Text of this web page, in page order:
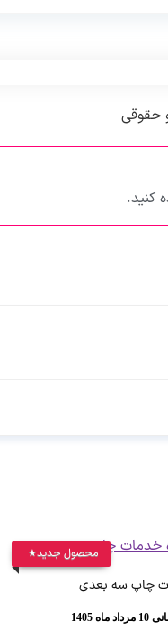
کنید.
محصول جدید
چاپ سه بعدی